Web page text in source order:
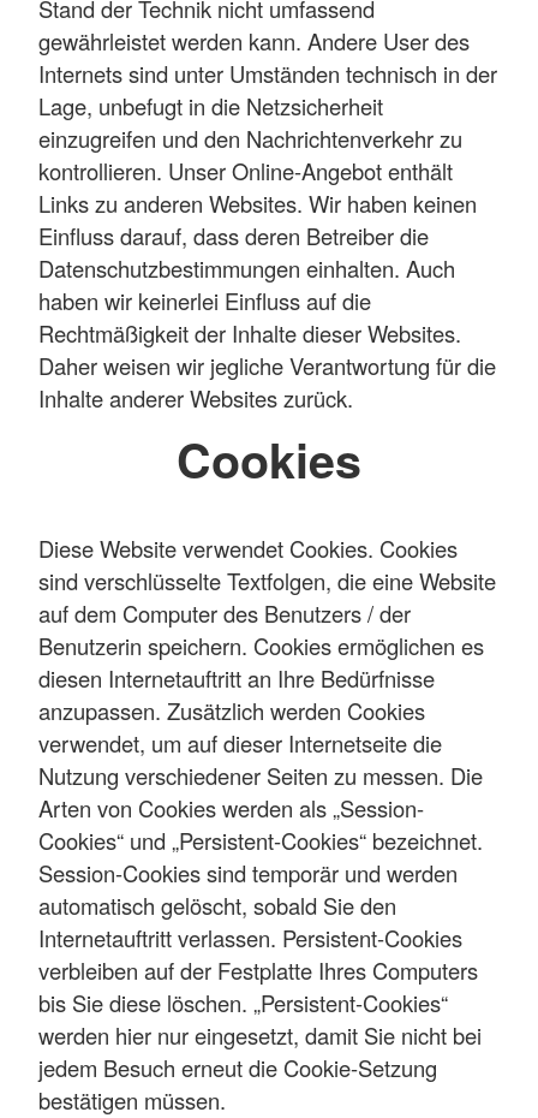
Stand der Technik nicht umfassend
gewährleistet werden kann. Andere User des
Internets sind unter Umständen technisch in der
Lage, unbefugt in die Netzsicherheit
einzugreifen und den Nachrichtenverkehr zu
kontrollieren. Unser Online-Angebot enthält
Links zu anderen Websites. Wir haben keinen
Einfluss darauf, dass deren Betreiber die
Datenschutzbestimmungen einhalten. Auch
haben wir keinerlei Einfluss auf die
Rechtmäßigkeit der Inhalte dieser Websites.
Daher weisen wir jegliche Verantwortung für die
Inhalte anderer Websites zurück.
Cookies
Diese Website verwendet Cookies. Cookies
sind verschlüsselte Textfolgen, die eine Website
auf dem Computer des Benutzers / der
Benutzerin speichern. Cookies ermöglichen es
diesen Internetauftritt an Ihre Bedürfnisse
anzupassen. Zusätzlich werden Cookies
verwendet, um auf dieser Internetseite die
Nutzung verschiedener Seiten zu messen. Die
Arten von Cookies werden als „Session-
Cookies“ und „Persistent-Cookies“ bezeichnet.
Session-Cookies sind temporär und werden
automatisch gelöscht, sobald Sie den
Internetauftritt verlassen. Persistent-Cookies
verbleiben auf der Festplatte Ihres Computers
bis Sie diese löschen. „Persistent-Cookies“
werden hier nur eingesetzt, damit Sie nicht bei
jedem Besuch erneut die Cookie-Setzung
bestätigen müssen.